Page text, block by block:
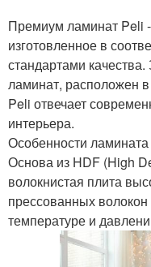
Премиум ламинат Peli -
изготовленное в
стандартами
ламинат, расположен
Peli отвечает
интерьера.
Особенности
Основа из HDF (High
волокнистая плита
прессованных
температуре и